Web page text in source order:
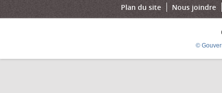
Plan du site Nous joindre
©